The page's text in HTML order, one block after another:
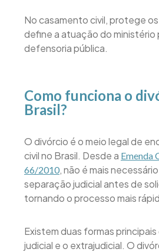
No casamento civil, protege
define a atuação do ministério
defensoria pública.
Como funciona o
Brasil?
O divórcio é o meio legal de
civil no Brasil. Desde a Emenda
66/2010, não é mais
separação judicial antes de
tornando o processo mais
Existem duas formas
judicial e o extrajudicial. O